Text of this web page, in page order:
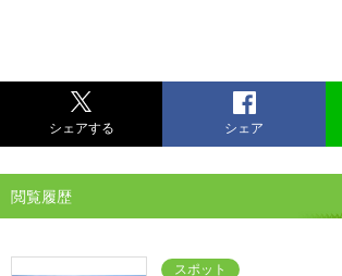
シェアする シェア
閲覧履歴